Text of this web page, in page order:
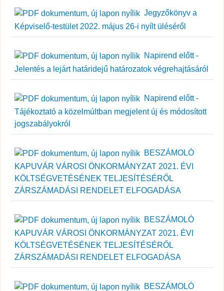
Jegyzőkönyv a
Képviselő-testület 2022. május 26-i nyílt üléséről
Napirend előtt -
Jelentés a lejárt határidejű határozatok végrehajtásáról
Napirend előtt -
Tájékoztató a közelmúltban megjelent új és módosított
jogszabályokról
BESZÁMOLÓ
KAPUVÁR VÁROSI ÖNKORMÁNYZAT 2021. ÉVI
KÖLTSÉGVETÉSÉNEK TELJESÍTÉSÉRŐL
ZÁRSZÁMADÁSI RENDELET ELFOGADÁSA
BESZÁMOLÓ
KAPUVÁR VÁROSI ÖNKORMÁNYZAT 2021. ÉVI
KÖLTSÉGVETÉSÉNEK TELJESÍTÉSÉRŐL
ZÁRSZÁMADÁSI RENDELET ELFOGADÁSA
BESZÁMOLÓ